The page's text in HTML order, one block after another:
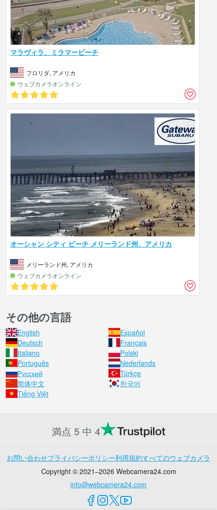
マラヴィラ、ミラマービーチ
フロリダ, アメリカ
ウェブカメラオンライン
オーシャン シティ ビーチ メリーランド州、アメリカ
メリーランド州, アメリカ
ウェブカメラオンライン
その他の言語
English
Español
Deutsch
Français
Italiano
Polski
Português
Nederlands
Русский
Türkçe
简体中文
한국어
Tiếng Việt
満点 5 中 4
お問い合わせプライバシーポリシー利用規約すべてのウェブカメラ
Copyright © 2021–2026 Webcamera24.com
info@webcamera24.com